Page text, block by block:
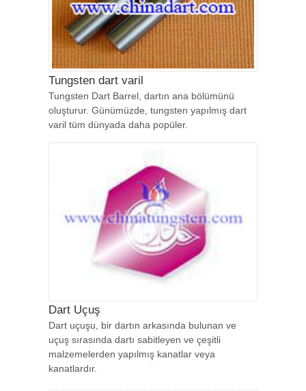
Tungsten dart varil
Tungsten Dart Barrel, dartın ana bölümünü
oluşturur. Günümüzde, tungsten yapılmış dart
varil tüm dünyada daha popüler.
Dart Uçuş
Dart uçuşu, bir dartın arkasında bulunan ve
uçuş sırasında dartı sabitleyen ve çeşitli
malzemelerden yapılmış kanatlar veya
kanatlardır.